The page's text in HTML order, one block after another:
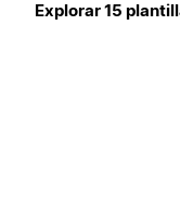
Explorar 15